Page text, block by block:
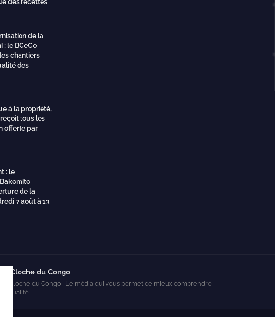
des recettes
de la
: le BCeCo
chantiers
des
à la propriété,
tous les
offerte par
: le
de la
7 août à 13
La Cloche du Congo
La Cloche du Congo | Le média qui vous permet de mieux comprendre
l'actualité